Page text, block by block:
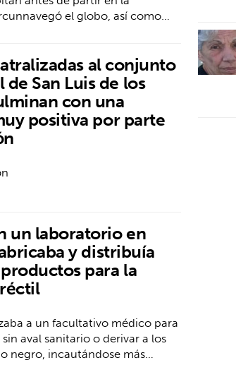
el globo, así como…
al conjunto
San Luis de los
con una
positiva por parte
un laboratorio en
y distribuía
para la
a un facultativo médico para
aval sanitario o derivar a los
negro, incautándose más…